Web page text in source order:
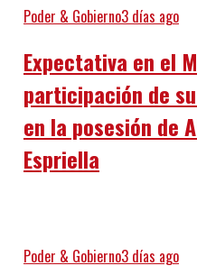
Poder & Gobierno3 días ago
Expectativa en el
participación de
en la posesión de
Espriella
Poder & Gobierno3 días ago